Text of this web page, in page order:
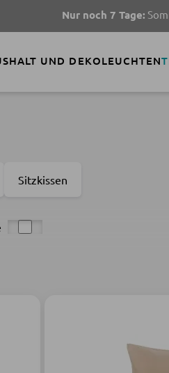
noch 7 Tage:
UND DEKOLEUCHTEN
Sitzkissen